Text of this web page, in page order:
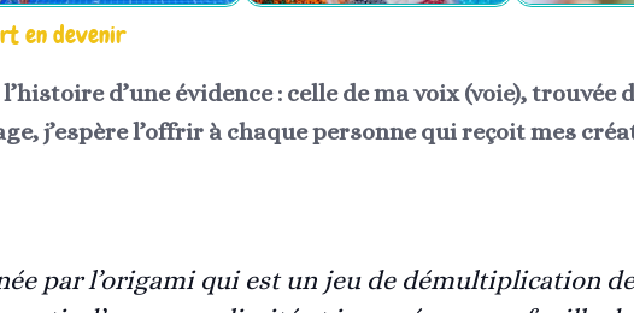
en devenir
d’une évidence : celle de ma voix (voie),
j’espère l’offrir à chaque personne qui reçoit mes
par l’origami qui est un jeu de démultiplication